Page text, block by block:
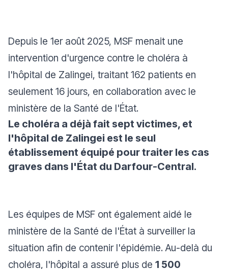
Depuis le 1er août 2025, MSF menait une
intervention d'urgence contre le choléra à
l'hôpital de Zalingei, traitant 162 patients en
seulement 16 jours, en collaboration avec le
ministère de la Santé de l'État.
Le choléra a déjà fait sept victimes, et
l'hôpital de Zalingei est le seul
établissement équipé pour traiter les cas
graves dans l'État du Darfour-Central.
Les équipes de MSF ont également aidé le
ministère de la Santé de l'État à surveiller la
situation afin de contenir l'épidémie. Au-delà du
choléra, l'hôpital a assuré plus de 1 500